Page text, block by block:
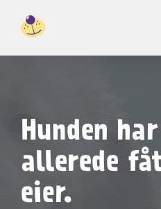
Hunden
allerede
eier.